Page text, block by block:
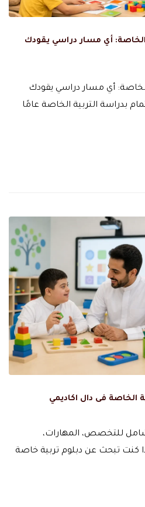
أي مسار دراسي يقودك
أي مسار دراسي يقودك
بدراسة التربية الخاصة عامًا
الخاصة فى دال اكاديمي
للتخصص، المهارات،
تبحث عن دبلوم تربية خاصة